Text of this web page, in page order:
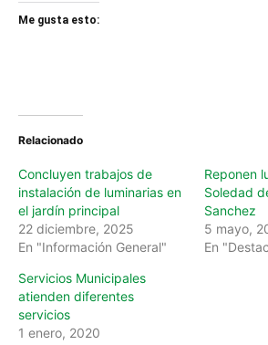
Me gusta esto:
Relacionado
Concluyen trabajos de
instalación de luminarias en
el jardín principal
22 diciembre, 2025
En "Información General"
Reponen
Soledad
Sanchez
5 mayo,
En
Servicios Municipales
atienden diferentes
servicios
1 enero, 2020